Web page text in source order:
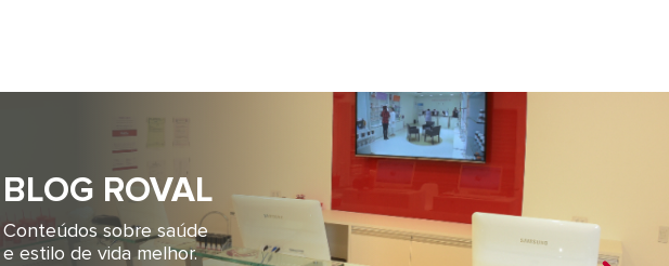
BLOG ROVAL
Conteúdos sobre saúde
e estilo de vida melhor.